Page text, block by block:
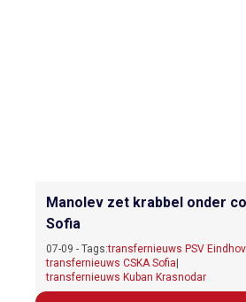
Manolev zet krabbel onder
Sofia
07-09 - Tags:transfernieuws PSV
transfernieuws CSKA Sofia
transfernieuws Kuban Krasnodar